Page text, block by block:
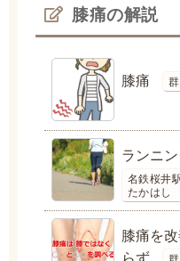
膝痛の解説
膝痛
ランニ
名鉄桜井
たかはし
膝痛を